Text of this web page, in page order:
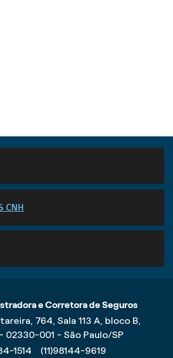
CNH
e Corretora de Seguros
764, Sala 113 A, bloco B,
02330-001 - São Paulo/SP
1514
(11)98144-9619